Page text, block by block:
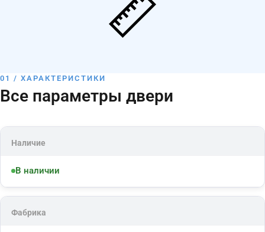
01 / ХАРАКТЕРИСТИКИ
Все параметры двери
Наличие
В наличии
Фабрика